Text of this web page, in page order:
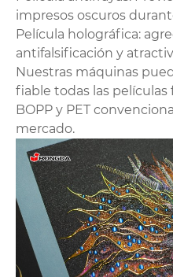
impresos oscuros
Película holográfica:
antifalsificación y
Nuestras máquinas
fiable todas las películas
BOPP y PET
mercado.